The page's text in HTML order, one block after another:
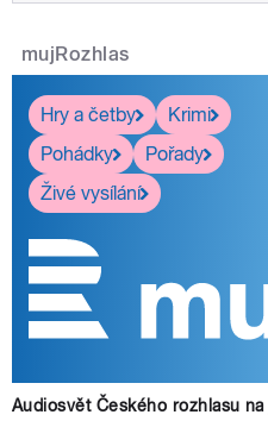
mujRozhlas
Hry a četby
Krimi
Pohádky
Pořady
Živé vysílání
Audiosvět Českého rozhlasu